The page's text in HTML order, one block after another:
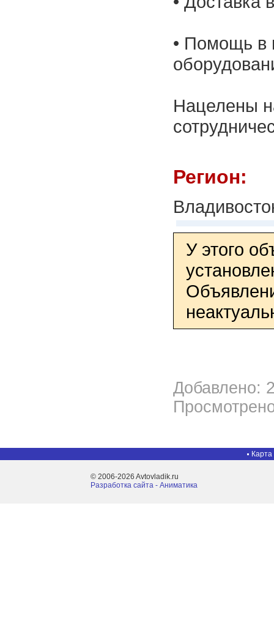
• Помощь в
Нацелены
Регион:
У этого
Добавлено:
Карта
© 2006-2026 Avtovladik.ru
Разработка сайта - Aниматика